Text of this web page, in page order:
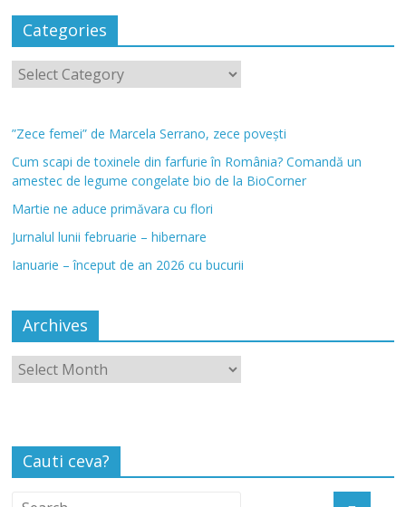
Categories
”Zece femei” de Marcela Serrano, zece povești
Cum scapi de toxinele din farfurie în România? Comandă un
amestec de legume congelate bio de la BioCorner
Martie ne aduce primăvara cu flori
Jurnalul lunii februarie – hibernare
Ianuarie – început de an 2026 cu bucurii
Archives
Cauti ceva?